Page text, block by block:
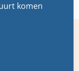
komen